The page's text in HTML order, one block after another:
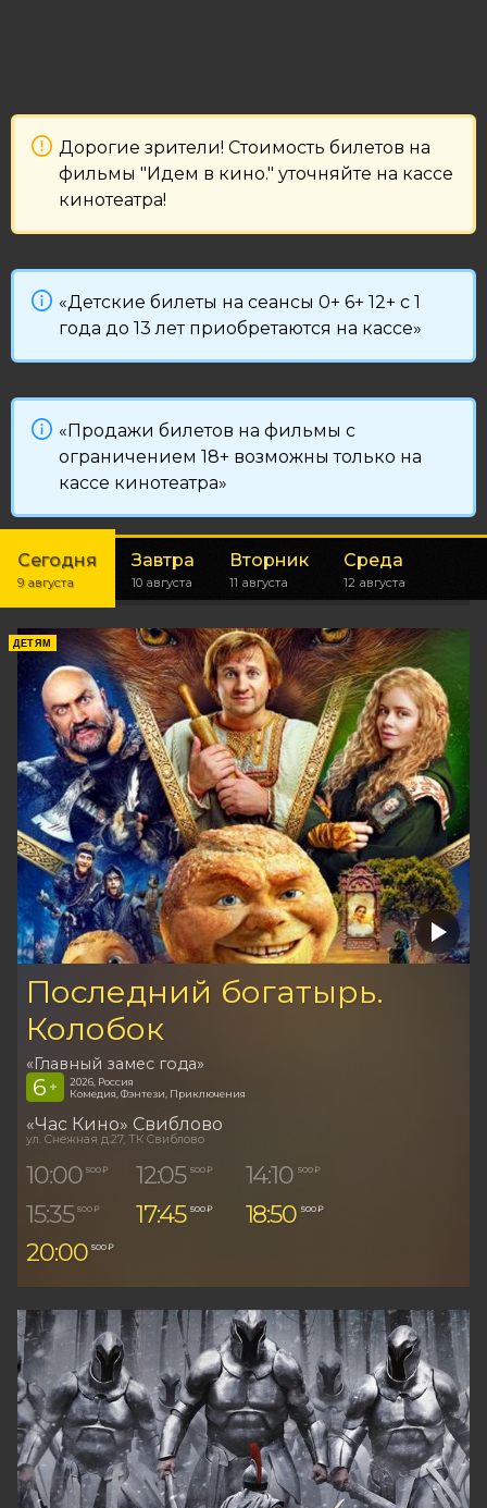
Дорогие зрители! Стоимость билетов на
фильмы "Идем в кино." уточняйте на кассе
кинотеатра!
«Детские билеты на сеансы 0+ 6+ 12+ с 1
года до 13 лет приобретаются на кассе»
«Продажи билетов на фильмы с
ограничением 18+ возможны только на
кассе кинотеатра»
Сегодня
9 августа
Завтра
10 августа
Вторник
11 августа
Среда
12 августа
ДЕТЯМ
Последний богатырь.
Колобок
«Главный замес года»
6 +
2026, Россия
Комедия, Фэнтези, Приключения
«Час Кино» Свиблово
ул. Снежная д.27, ТК Свиблово
10:00 500 ₽ 12:05 500 ₽ 14:10 500 ₽
15:35 500 ₽ 17:45 500 ₽ 18:50 500 ₽
20:00 500 ₽